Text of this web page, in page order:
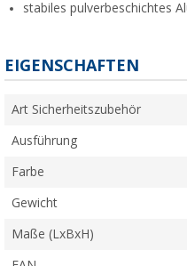
stabiles pulverbeschichtes
EIGENSCHAFTEN
Art Sicherheitszubehör
Ausführung
Farbe
Gewicht
Maße (LxBxH)